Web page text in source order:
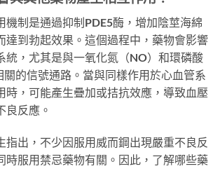
機制是通過抑制PDE5酶，增加陰莖海綿
達到勃起效果。這個過程中，藥物會影響
統，尤其是與一氧化氮（NO）和環磷酸
關的信號通路。當與同樣作用於心血管系
時，可能產生疊加或拮抗效應，導致血壓
良反應。
指出，不少因服用威而鋼出現嚴重不良反
時服用禁忌藥物有關。因此，了解哪些藥